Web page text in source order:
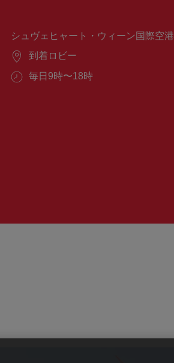
シュヴェヒャート・ウィーン国際空港
場
所：
到着ロビー
営
毎日9時〜18時